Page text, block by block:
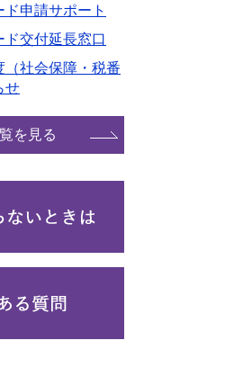
申請サポート
ド交付延長窓口
（社会保障・税番
せ
を見る